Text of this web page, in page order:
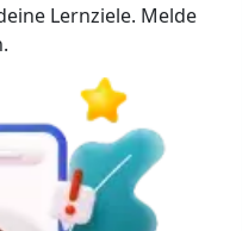
Lernziele. Melde